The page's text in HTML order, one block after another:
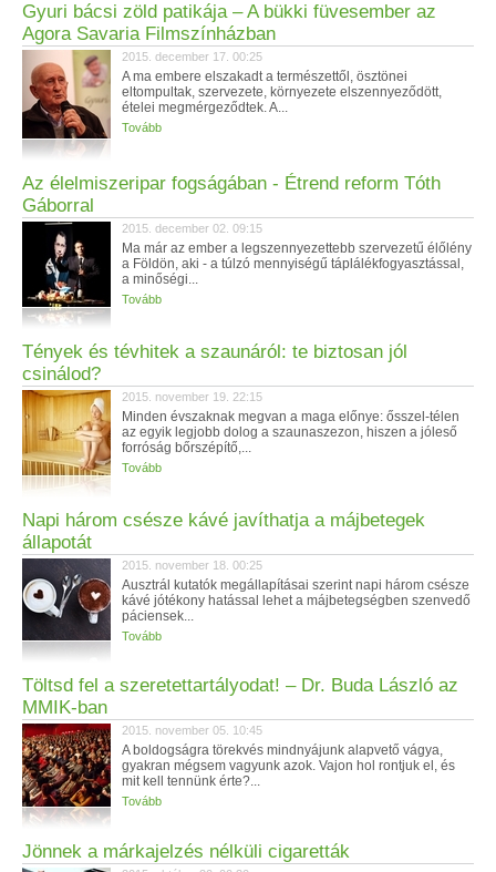
Gyuri bácsi zöld patikája – A bükki füvesember az
Agora Savaria Filmszínházban
2015. december 17. 00:25
A ma embere elszakadt a természettől, ösztönei
eltompultak, szervezete, környezete elszennyeződött,
ételei megmérgeződtek. A...
Tovább
Az élelmiszeripar fogságában - Étrend reform Tóth
Gáborral
2015. december 02. 09:15
Ma már az ember a legszennyezettebb szervezetű élőlény
a Földön, aki - a túlzó mennyiségű táplálékfogyasztással,
a minőségi...
Tovább
Tények és tévhitek a szaunáról: te biztosan jól
csinálod?
2015. november 19. 22:15
Minden évszaknak megvan a maga előnye: ősszel-télen
az egyik legjobb dolog a szaunaszezon, hiszen a jóleső
forróság bőrszépítő,...
Tovább
Napi három csésze kávé javíthatja a májbetegek
állapotát
2015. november 18. 00:25
Ausztrál kutatók megállapításai szerint napi három csésze
kávé jótékony hatással lehet a májbetegségben szenvedő
páciensek...
Tovább
Töltsd fel a szeretettartályodat! – Dr. Buda László az
MMIK-ban
2015. november 05. 10:45
A boldogságra törekvés mindnyájunk alapvető vágya,
gyakran mégsem vagyunk azok. Vajon hol rontjuk el, és
mit kell tennünk érte?...
Tovább
Jönnek a márkajelzés nélküli cigaretták